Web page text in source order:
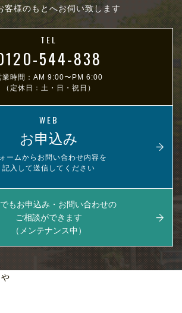
客様のもとへお伺い致します
TEL
544-838
業時間：AM 9:00〜PM 6:00
（定休日：土・日・祝日）
WEB
お申込み
ームからお問い合わせ内容を
記入して送信してください
もお申込み・お問い合わせの
ご相談ができます
（メンテナンス中）